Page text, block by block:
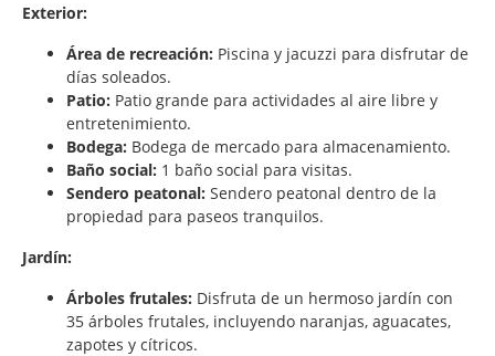
Exterior:
Área de recreación: Piscina y jacuzzi para disfrutar de
días soleados.
Patio: Patio grande para actividades al aire libre y
entretenimiento.
Bodega: Bodega de mercado para almacenamiento.
Baño social: 1 baño social para visitas.
Sendero peatonal: Sendero peatonal dentro de la
propiedad para paseos tranquilos.
Jardín:
Árboles frutales: Disfruta de un hermoso jardín con
35 árboles frutales, incluyendo naranjas, aguacates,
zapotes y cítricos.